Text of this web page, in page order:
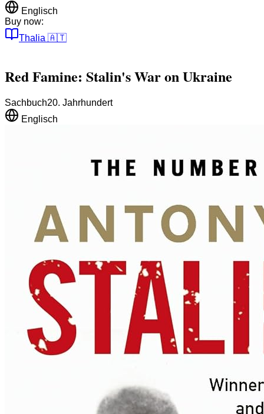
Englisch
Buy now:
Thalia 🇦🇹
Red Famine: Stalin's War on Ukraine
Sachbuch20. Jahrhundert
Englisch